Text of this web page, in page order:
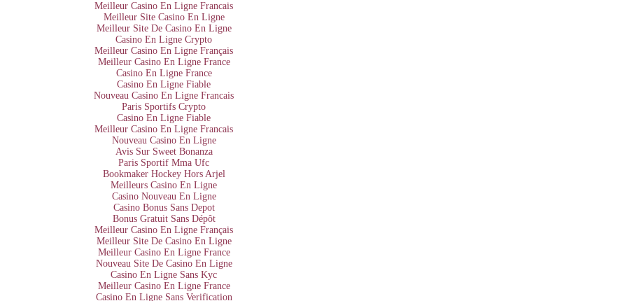
Meilleur Casino En Ligne Francais
Meilleur Site Casino En Ligne
Meilleur Site De Casino En Ligne
Casino En Ligne Crypto
Meilleur Casino En Ligne Français
Meilleur Casino En Ligne France
Casino En Ligne France
Casino En Ligne Fiable
Nouveau Casino En Ligne Francais
Paris Sportifs Crypto
Casino En Ligne Fiable
Meilleur Casino En Ligne Francais
Nouveau Casino En Ligne
Avis Sur Sweet Bonanza
Paris Sportif Mma Ufc
Bookmaker Hockey Hors Arjel
Meilleurs Casino En Ligne
Casino Nouveau En Ligne
Casino Bonus Sans Depot
Bonus Gratuit Sans Dépôt
Meilleur Casino En Ligne Français
Meilleur Site De Casino En Ligne
Meilleur Casino En Ligne France
Nouveau Site De Casino En Ligne
Casino En Ligne Sans Kyc
Meilleur Casino En Ligne France
Casino En Ligne Sans Verification